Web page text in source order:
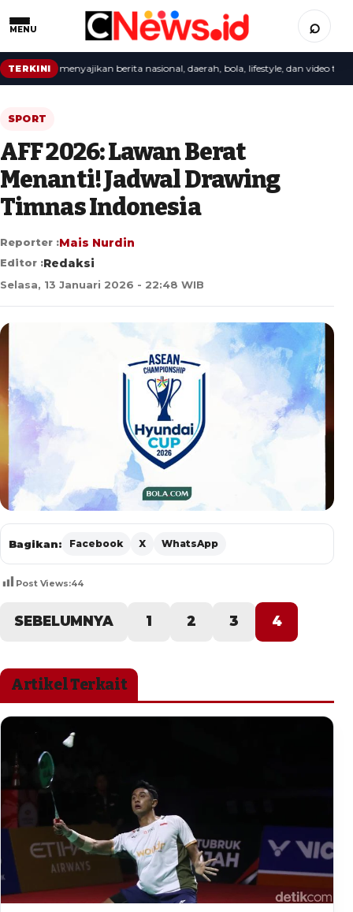
MENU ⌕
TERKINI
redaksi menyajikan berita nasional, daerah, bola, lifestyle, dan video terbaru.
SPORT
AFF 2026: Lawan Berat
Menanti! Jadwal Drawing
Timnas Indonesia
Reporter :Mais Nurdin
Editor :Redaksi
Selasa, 13 Januari 2026 - 22:48 WIB
Bagikan: Facebook X WhatsApp
Post Views:44
SEBELUMNYA 1 2 3 4
Artikel Terkait